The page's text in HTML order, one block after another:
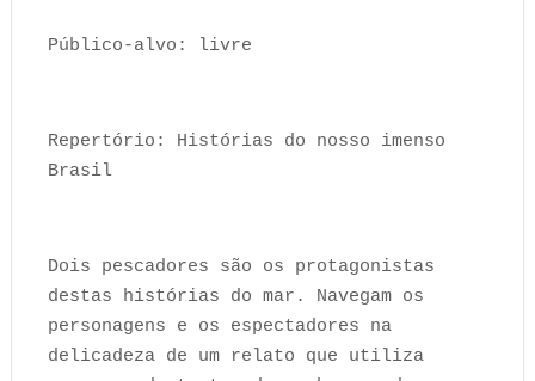
Público-alvo: livre
Repertório: Histórias do nosso imenso
Brasil
Dois pescadores são os protagonistas
destas histórias do mar. Navegam os
personagens e os espectadores na
delicadeza de um relato que utiliza